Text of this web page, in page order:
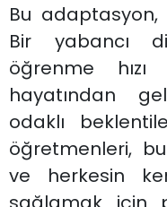
Bu adaptasyon,
Bir yabancı
öğrenme
hayatından
odaklı
öğretmenleri,
ve herkesin